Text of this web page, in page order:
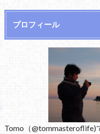
プロフィール
Tomo（@tommasteroflife)